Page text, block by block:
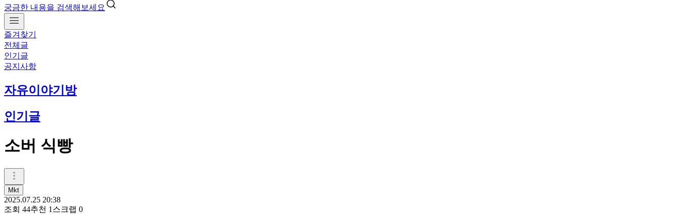
궁금한 내용을 검색해보세요
즐겨찾기
전체글
인기글
공지사항
자유이야기방
인기글
소버 식빵
Mkt
2025.07.25 20:38
조회 44추천 1 스크랩 0